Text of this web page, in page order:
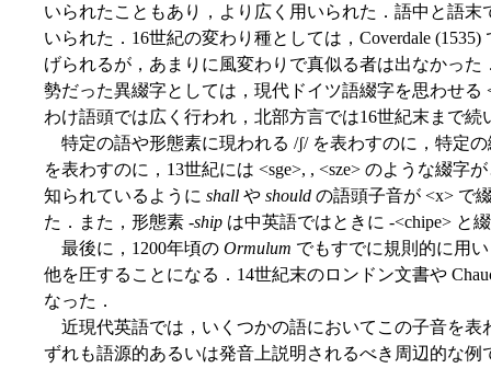
いられたこともあり，より広く用いられた．語中と語末
いられた．16世紀の変わり種としては，Coverdale
げられるが，あまりに風変わりで真似る者は出なかった
勢だった異綴字としては，現代ドイツ語綴字を思わせる
わけ語頭では広く行われ，北部方言では16世紀末まで続
特定の語や形態素に現われる /ʃ/ を表わすのに，特定
を表わすのに，13世紀には <sge>, , <sze> のような綴字
知られているように shall や should の語頭子音が <x> で
た．また，形態素 -ship は中英語ではときに -<chipe> と
最後に，1200年頃の Ormulum でもすでに規則的に用
他を圧することになる．14世紀末のロンドン文書や
なった．
近現代英語では，いくつかの語においてこの子音を表
ずれも語源的あるいは発音上説明されるべき周辺的な例